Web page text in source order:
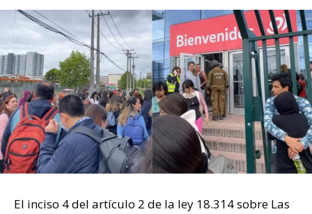
El inciso 4 del artículo 2 de la ley 18.314 sobre Las